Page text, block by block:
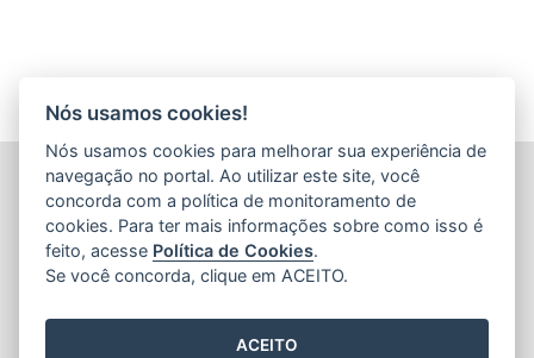
PROCURADORIA-GERAL DO ESTADO DO ESPÍRITO SANTO
(PGE/ES)
Av. Nossa Senhora da Penha, 1590 - Barro Vermelho
CEP: 29057-550 - Vitória / ES
Tel.: (27) 3636-5050
Nós usamos cookies!
Nós usamos cookies para melhorar sua experiência de
navegação no portal. Ao utilizar este site, você
concorda com a política de monitoramento de
cookies. Para ter mais informações sobre como isso é
feito, acesse Política de Cookies.
Se você concorda, clique em ACEITO.
ACEITO